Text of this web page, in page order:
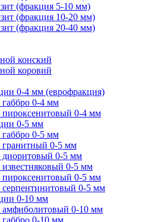
(фракция 5-10 мм)
(фракция 10-20 мм)
(фракция 20-40 мм)
конский
коровий
0-4 мм (еврофракция)
габбро 0-4 мм
пироксенитовый 0-4 мм
0-5 мм
габбро 0-5 мм
гранитный 0-5 мм
диоритовый 0-5 мм
известняковый 0-5 мм
пироксенитовый 0-5 мм
серпентинитовый 0-5 мм
0-10 мм
амфиболитовый 0-10 мм
габбро 0-10 мм